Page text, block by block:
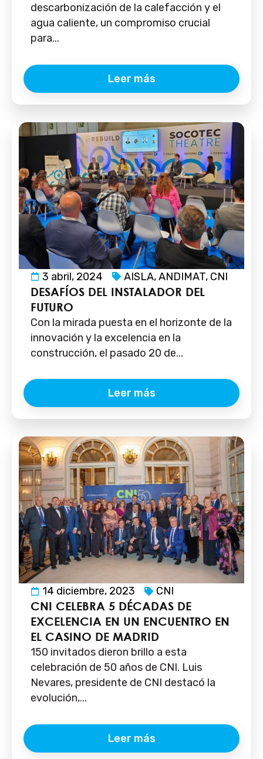
descarbonización de la calefacción y el
agua caliente, un compromiso crucial
para...
Leer más
3 abril, 2024 AISLA,ANDIMAT, CNI
DESAFÍOS DEL INSTALADOR DEL
FUTURO
Con la mirada puesta en el horizonte de la
innovación y la excelencia en la
construcción, el pasado 20 de...
Leer más
14 diciembre, 2023 CNI
CNI CELEBRA 5 DÉCADAS DE
EXCELENCIA EN UN ENCUENTRO EN
EL CASINO DE MADRID
150 invitados dieron brillo a esta
celebración de 50 años de CNI. Luis
Nevares, presidente de CNI destacó la
evolución,...
Leer más